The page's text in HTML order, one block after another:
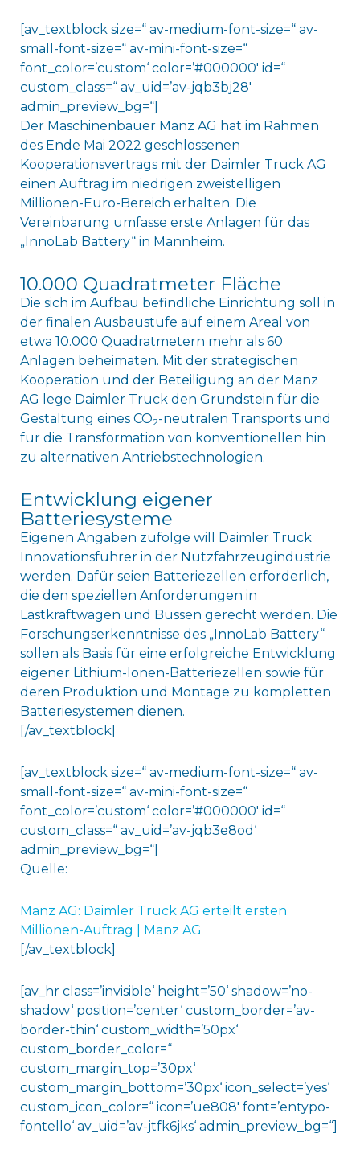
[av_textblock size=“ av-medium-font-size=“ av-
small-font-size=“ av-mini-font-size=“
font_color=’custom‘ color=’#000000′ id=“
custom_class=“ av_uid=’av-jqb3bj28′
admin_preview_bg=“]
Der Maschinenbauer Manz AG hat im Rahmen
des Ende Mai 2022 geschlossenen
Kooperationsvertrags mit der Daimler Truck AG
einen Auftrag im niedrigen zweistelligen
Millionen-Euro-Bereich erhalten. Die
Vereinbarung umfasse erste Anlagen für das
„InnoLab Battery“ in Mannheim.
10.000 Quadratmeter Fläche
Die sich im Aufbau befindliche Einrichtung soll in
der finalen Ausbaustufe auf einem Areal von
etwa 10.000 Quadratmetern mehr als 60
Anlagen beheimaten. Mit der strategischen
Kooperation und der Beteiligung an der Manz
AG lege Daimler Truck den Grundstein für die
Gestaltung eines CO2-neutralen Transports und
für die Transformation von konventionellen hin
zu alternativen Antriebstechnologien.
Entwicklung eigener
Batteriesysteme
Eigenen Angaben zufolge will Daimler Truck
Innovationsführer in der Nutzfahrzeugindustrie
werden. Dafür seien Batteriezellen erforderlich,
die den speziellen Anforderungen in
Lastkraftwagen und Bussen gerecht werden. Die
Forschungserkenntnisse des „InnoLab Battery“
sollen als Basis für eine erfolgreiche Entwicklung
eigener Lithium-Ionen-Batteriezellen sowie für
deren Produktion und Montage zu kompletten
Batteriesystemen dienen.
[/av_textblock]
[av_textblock size=“ av-medium-font-size=“ av-
small-font-size=“ av-mini-font-size=“
font_color=’custom‘ color=’#000000′ id=“
custom_class=“ av_uid=’av-jqb3e8od‘
admin_preview_bg=“]
Quelle:
Manz AG: Daimler Truck AG erteilt ersten
Millionen-Auftrag | Manz AG
[/av_textblock]
[av_hr class=’invisible‘ height=’50‘ shadow=’no-
shadow‘ position=’center‘ custom_border=’av-
border-thin‘ custom_width=’50px‘
custom_border_color=“
custom_margin_top=’30px‘
custom_margin_bottom=’30px‘ icon_select=’yes‘
custom_icon_color=“ icon=’ue808′ font=’entypo-
fontello‘ av_uid=’av-jtfk6jks‘ admin_preview_bg=“]